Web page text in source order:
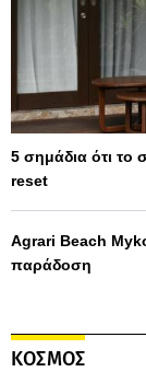
5 σημάδια ότι το
reset
Agrari Beach
παράδοση
ΚΟΣΜΟΣ